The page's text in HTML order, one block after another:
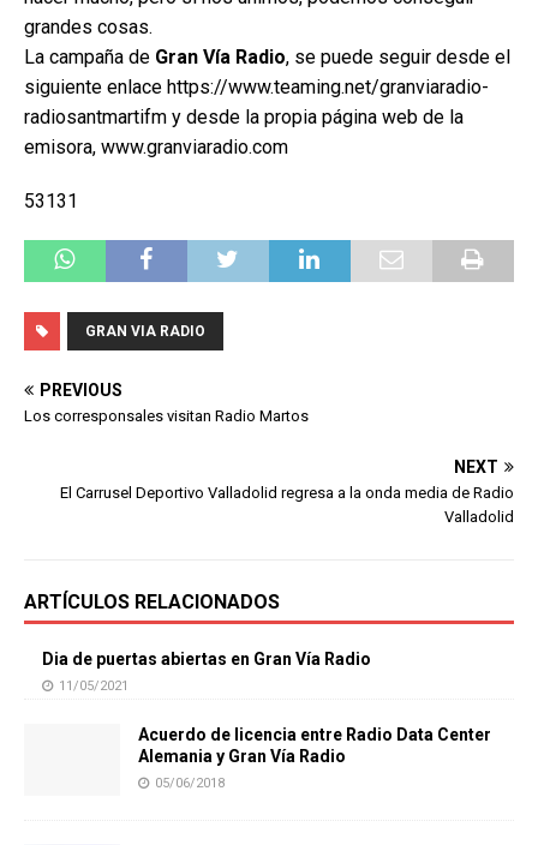
grandes cosas.
La campaña de Gran Vía Radio, se puede seguir desde el
siguiente enlace https://www.teaming.net/granviaradio-
radiosantmartifm y desde la propia página web de la
emisora, www.granviaradio.com
53131
GRAN VIA RADIO
PREVIOUS
Los corresponsales visitan Radio Martos
NEXT
El Carrusel Deportivo Valladolid regresa a la onda media de Radio
Valladolid
ARTÍCULOS RELACIONADOS
Dia de puertas abiertas en Gran Vía Radio
11/05/2021
Acuerdo de licencia entre Radio Data Center
Alemania y Gran Vía Radio
05/06/2018